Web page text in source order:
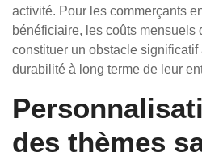
activité. Pour les commerçants
bénéficiaire, les coûts mensuels
constituer un obstacle
durabilité à long terme de leur
des thèmes